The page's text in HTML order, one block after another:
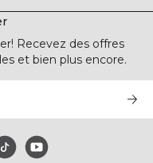
Recevez des offres
et bien plus encore.